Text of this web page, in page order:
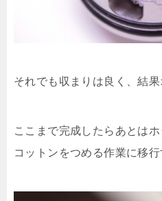
それでも収まりは良く、結果
ここまで完成したらあとは
コットンをつめる作業に移行